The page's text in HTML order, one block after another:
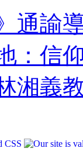
通諭
：信
湘義